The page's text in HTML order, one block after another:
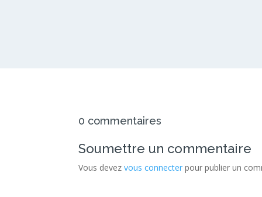
0 commentaires
Soumettre un commentaire
Vous devezvous connecter pour publier un